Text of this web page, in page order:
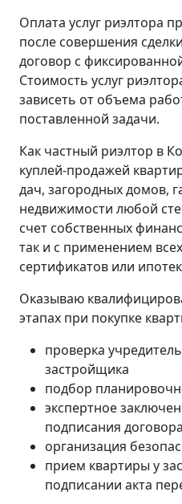
Оплата услуг риэлтора
после совершения
договор с
Стоимость услуг
зависеть от объема
поставленной задачи.
Как частный риэлтор в
куплей-продажей
дач, загородных домов,
недвижимости любой
счет собственных
так и с применением
сертификатов или
Оказываю
этапах при покупке
проверка
застройщика
подбор
экспертное
подписания
организация
прием квартиры у
подписании акта